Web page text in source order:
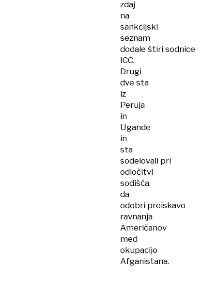
zdaj
na
sankcijski
seznam
dodale štiri sodnice
ICC.
Drugi
dve sta
iz
Peruja
in
Ugande
in
sta
sodelovali pri
odločitvi
sodišča,
da
odobri preiskavo
ravnanja
Američanov
med
okupacijo
Afganistana.